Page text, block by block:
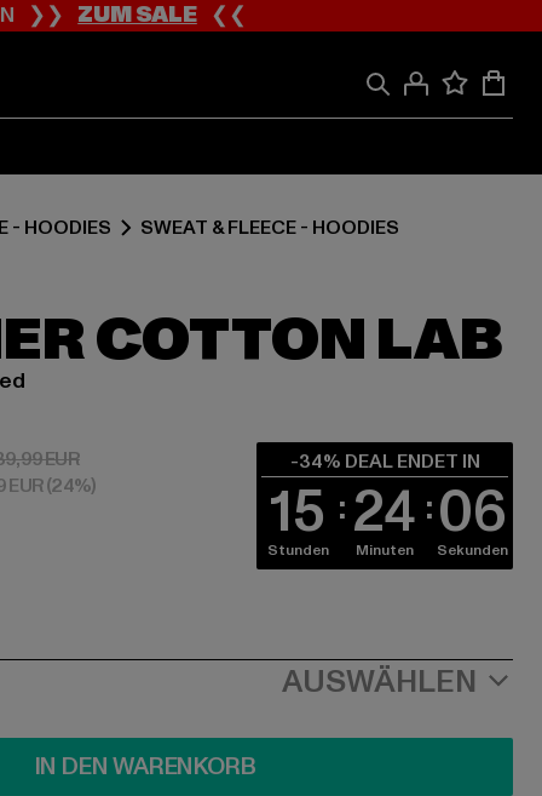
❯❯ZUM SALE❮❮
- HOODIES SWEAT & FLEECE - HOODIES
COTTON LAB
EUR
EURAktionspreis: 89,99 EUR
(24%)
-34% DEAL ENDET IN
15
Stunden 24
Minuten 06
Sekunden
AUSWÄHLEN
IN DEN WARENKORB